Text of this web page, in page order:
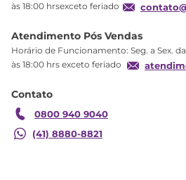
Troca
Garantia
às 18:00 hrsexceto feriado
Atendimento Pós Vendas
Horário de Funcionamento: Seg. a Sex.
às 18:00 hrs exceto feriado
Contato
0800 940 9040
(41) 8880-8821